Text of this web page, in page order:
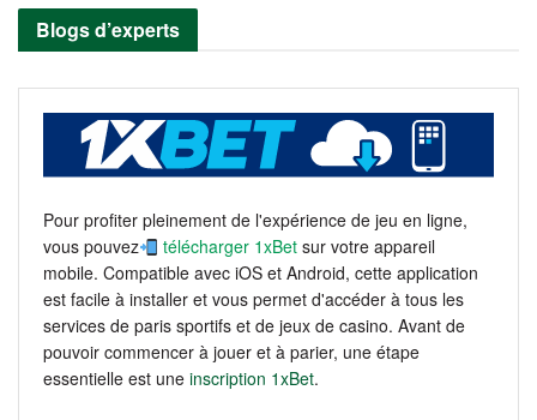
Blogs d’experts
Pour profiter pleinement de l'expérience de jeu en ligne,
vous pouvez
télécharger 1xBet sur votre appareil
mobile. Compatible avec iOS et Android, cette application
est facile à installer et vous permet d'accéder à tous les
services de paris sportifs et de jeux de casino. Avant de
pouvoir commencer à jouer et à parier, une étape
essentielle est une inscription 1xBet.